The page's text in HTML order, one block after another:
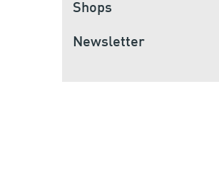
Shops
Newsletter